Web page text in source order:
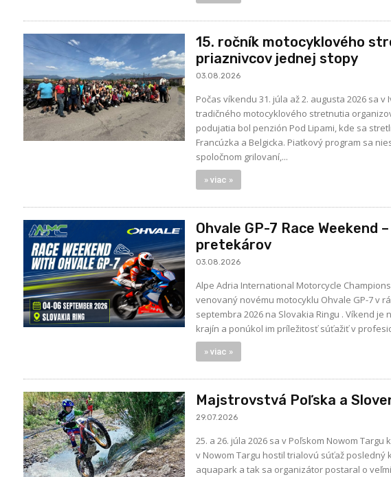
15. ročník motocyklového
priaznivcov jednej stopy
03.08.2026
Počas víkendu 31. júla až 2. augusta 2026 sa
tradičného motocyklového stretnutia
podujatia bol penzión Pod Lipami, kde sa
Francúzka a Belgicka. Piatkový program sa
spoločnom grilovaní,...
» viac »
Ohvale GP-7 Race Weekend
pretekárov
03.08.2026
Alpe Adria International Motorcycle
venovaný novému motocyklu Ohvale GP-7 v
septembra 2026 na Slovakia Ringu . Víkend je navrhnutý tak, aby spojil talentovaných mladých jazdcov z rôznych
krajín a ponúkol im príležitosť súťažiť v
» viac »
Majstrovstvá Poľska a
29.07.2026
25. a 26. júla 2026 sa v Poľskom Nowom
v Nowom Targu hostil trialovú súťaž
aquapark a tak sa organizátor postaral o